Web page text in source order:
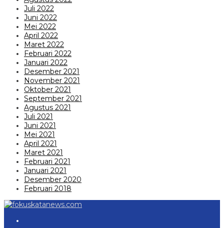
Juli 2022
Juni 2022
Mei 2022
April 2022
Maret 2022
Februari 2022
Januari 2022
Desember 2021
November 2021
Oktober 2021
September 2021
Agustus 2021
Juli 2021
Juni 2021
Mei 2021
April 2021
Maret 2021
Februari 2021
Januari 2021
Desember 2020
Februari 2018